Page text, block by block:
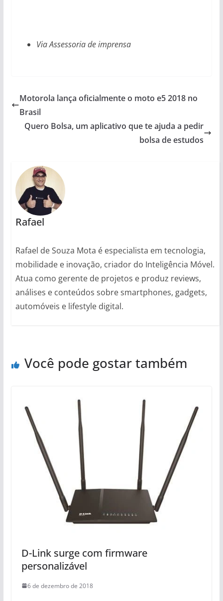
Via Assessoria de imprensa
Motorola lança oficialmente o moto e5 2018 no
Brasil
Quero Bolsa, um aplicativo que te ajuda a pedir
bolsa de estudos
Rafael
Rafael de Souza Mota é especialista em tecnologia,
mobilidade e inovação, criador do Inteligência Móvel.
Atua como gerente de projetos e produz reviews,
análises e conteúdos sobre smartphones, gadgets,
automóveis e lifestyle digital.
Você pode gostar também
D-Link surge com firmware
personalizável
6 de dezembro de 2018